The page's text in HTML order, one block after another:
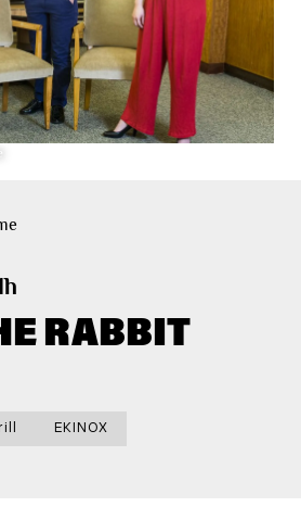
RABBIT
EKINOX